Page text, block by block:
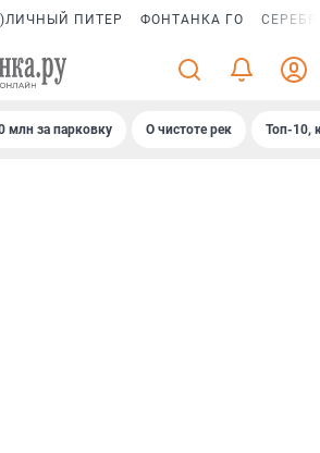
ПИТЕР ФОНТАНКА ГО
млн за парковку О чистоте рек Топ-10,